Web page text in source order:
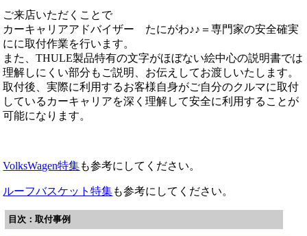
ご来店いただくことで
カーキャリアアドバイザー たにがわ♪♪＝専門家の安全確実
にに取付作業を行います。
また、THULE製品特有の文字がほぼない絵中心の説明書では
理解しにくい部分もご説明、お伝えしてお渡しいたします。
取付後、実際に利用するお客様自身がご自分のクルマに取付
しているカーキャリアを深く理解して安全に利用することが
可能になります。
VolksWagen特集も参考にしてください。
ルーフバスケット特集も参考にしてください。
目次：取付事例